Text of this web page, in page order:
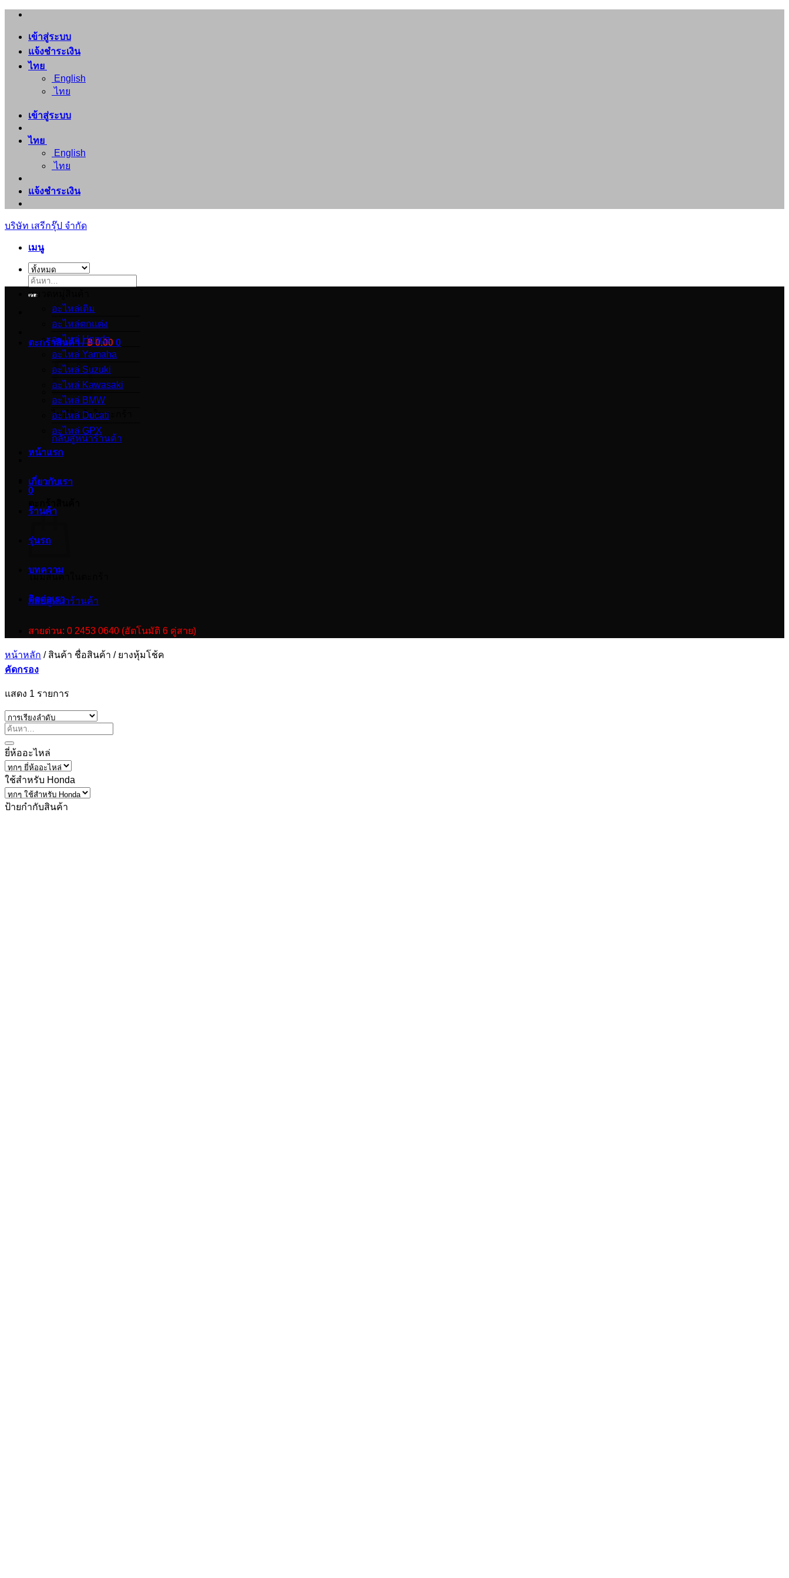
ข้าม
เนื้อหา
เข้าสู่ระบบ
แจ้งชำระเงิน
ไทย
English
ไทย
เข้าสู่ระบบ
ไทย
English
ไทย
แจ้งชำระเงิน
บริษัท เสรีกรุ๊ป จำกัด
เมนู
ค้นหา:
ตะกร้าสินค้า /฿0.00 0
ไม่มีสินค้าในตะกร้า
กลับสู่หน้าร้านค้า
0
ตะกร้าสินค้า
ไม่มีสินค้าในตะกร้า
กลับสู่หน้าร้านค้า
หมวดหมู่สินค้า
อะไหล่เดิม
อะไหล่ตกแต่ง
อะไหล่ Honda
อะไหล่ Yamaha
อะไหล่ Suzuki
อะไหล่ Kawasaki
อะไหล่ BMW
อะไหล่ Ducati
อะไหล่ GPX
หน้าแรก
เกี่ยวกับเรา
ร้านค้า
รุ่นรถ
บทความ
ติดต่อเรา
สายด่วน: 0 2453 0640 (อัตโนมัติ 6 คู่สาย)
หน้าหลัก /สินค้า ชื่อสินค้า /ยางหุ้มโช้ค
คัดกรอง
แสดง 1 รายการ
ยี่ห้ออะไหล่
ใช้สำหรับ Honda
ป้ายกำกับสินค้า